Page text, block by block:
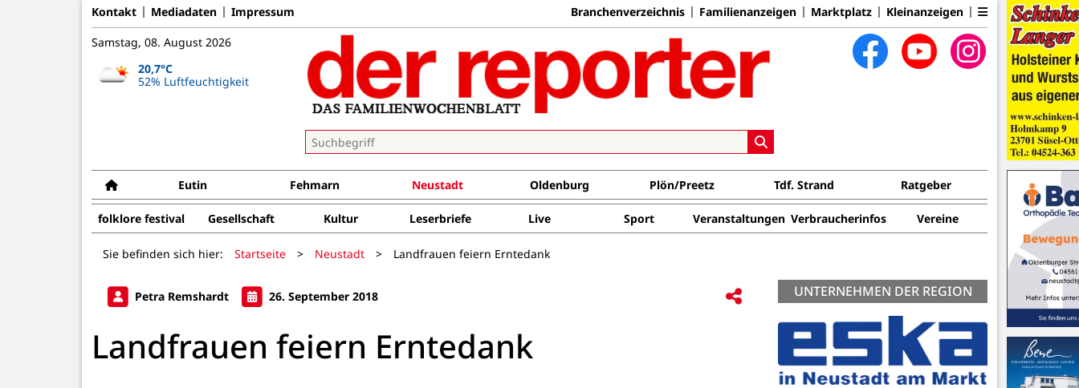
Kontakt Mediadaten Impressum Branchenverzeichnis Familienanzeigen Marktplatz Kleinanzeigen
Samstag, 08. August 2026
20,7°C
52% Luftfeuchtigkeit
Eutin Fehmarn Neustadt Oldenburg Plön/Preetz Tdf. Strand Ratgeber
folklore festival Gesellschaft Kultur Leserbriefe Live Sport Veranstaltungen Verbraucherinfos Vereine
Sie befinden sich hier: Startseite > Neustadt > Landfrauen feiern Erntedank
Petra Remshardt 26. September 2018
Landfrauen feiern Erntedank
UNTERNEHMEN DER REGION